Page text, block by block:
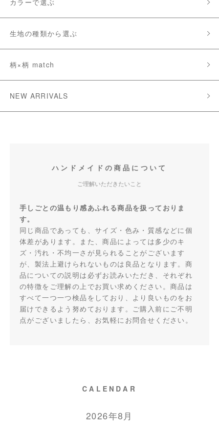
カラーで選ぶ
生地の種類から選ぶ
柄×柄 match
NEW ARRIVALS
ハンドメイドの商品について
ご理解いただきたいこと
手しごとの温もり感あふれる商品を扱っておりま
す。
同じ商品であっても、サイズ・色み・質感などに個
体差があります。また、商品によっては多少のキ
ズ・汚れ・不均一さが見られることがございます
が、製法上避けられないものは良品となります。商
品についての説明は必ずお読みいただき、それぞれ
の特徴をご理解の上でお買い求めください。商品は
すべて一つ一つ検品をしており、より良いものをお
届けできるよう努めております。ご購入前にご不明
点がございましたら、お気軽にお問合せください。
CALENDAR
2026年8月